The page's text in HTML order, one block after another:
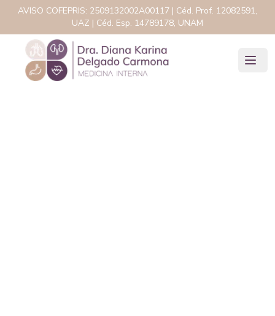
AVISO COFEPRIS: 2509132002A00117 | Céd. Prof. 12082591,
UAZ | Céd. Esp. 14789178, UNAM